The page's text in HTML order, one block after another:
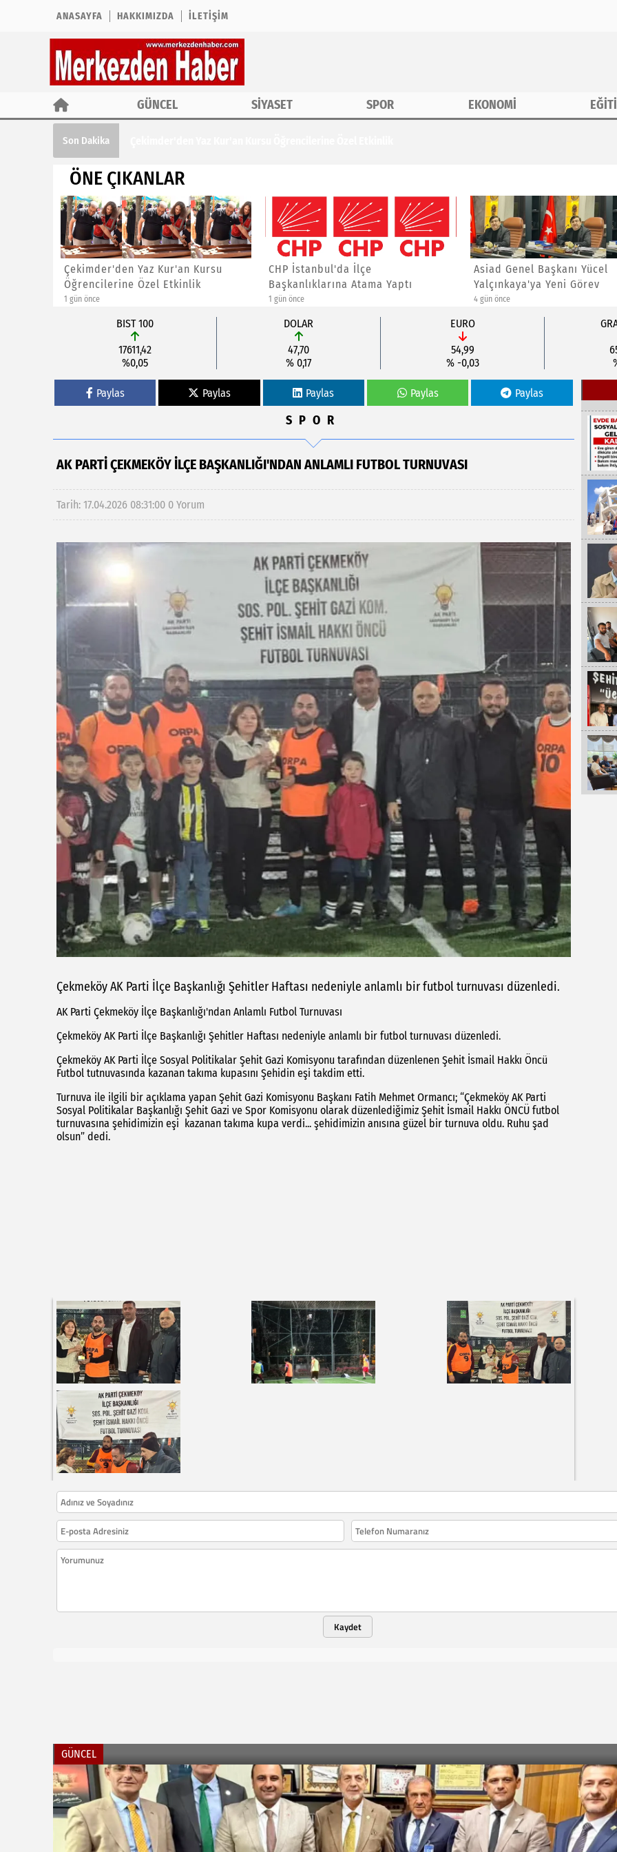
ANASAYFA HAKKIMIZDA İLETIŞIM
GÜNCEL SİYASET SPOR EKONOMİ
Son Dakika
ÖNE ÇIKANLAR
Çekimder'den Yaz Kur'an Kursu
Öğrencilerine Özel Etkinlik
1 gün önce
CHP İstanbul'da İlçe
Başkanlıklarına Atama Yaptı
1 gün önce
Asiad Genel Başkanı Yücel
Yalçınkaya'ya Yeni Görev
4 gün önce
BIST 100
17611,42
%0,05
DOLAR
47,70
% 0,17
EURO
54,99
% -0,03
Paylas Paylas Paylas Paylas Paylas
SPOR
AK PARTI ÇEKMEKÖY İLÇE BAŞKANLIĞI'NDAN ANLAMLI FUTBOL TURNUVASI
Tarih: 17.04.2026 08:31:00 0 Yorum
Çekmeköy AK Parti İlçe Başkanlığı Şehitler Haftası nedeniyle anlamlı bir futbol turnuvası düzenledi.
AK Parti Çekmeköy İlçe Başkanlığı'ndan Anlamlı Futbol Turnuvası
Çekmeköy AK Parti İlçe Başkanlığı Şehitler Haftası nedeniyle anlamlı bir futbol turnuvası düzenledi.
Çekmeköy AK Parti İlçe Sosyal Politikalar Şehit Gazi Komisyonu tarafından düzenlenen Şehit İsmail Hakkı Öncü
Futbol tutnuvasında kazanan takıma kupasını Şehidin eşi takdim etti.
Turnuva ile ilgili bir açıklama yapan Şehit Gazi Komisyonu Başkanı Fatih Mehmet Ormancı; “Çekmeköy AK Parti
Sosyal Politikalar Başkanlığı Şehit Gazi ve Spor Komisyonu olarak düzenlediğimiz Şehit İsmail Hakkı ÖNCÜ futbol
turnuvasına şehidimizin eşi kazanan takıma kupa verdi... şehidimizin anısına güzel bir turnuva oldu. Ruhu şad
olsun” dedi.
Kaydet
GÜNCEL